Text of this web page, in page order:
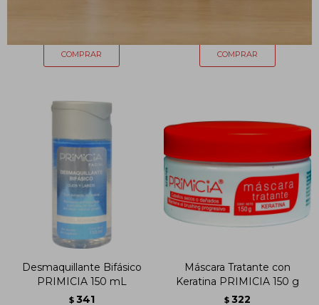
Desmaquillante Bifásico
PRIMICIA 150 mL
$ 341
Máscara Tratante con
Keratina PRIMICIA 150 g
$ 322